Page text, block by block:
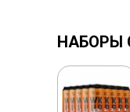
НАБОРЫ